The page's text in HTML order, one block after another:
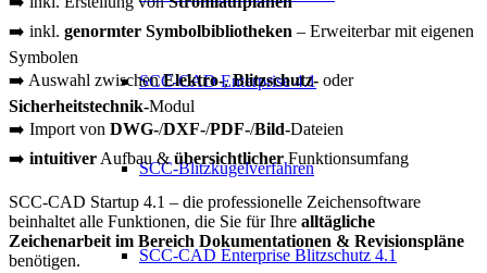
SCC-CAD Enterprise 4.1
SCC-Blitzkugelverfahren
SCC-CAD Enterprise Blitzschutz 4.1
➡️ inkl. genormter Symbolbibliotheken – Erweiterbar mit eigenen
Symbolen
➡️ Auswahl zwischenElektro-,Blitzschutz- oder
Sicherheitstechnik-Modul
➡️ Import von DWG-/DXF-/PDF-/Bild-Dateien
➡️ intuitiver Aufbau &übersichtlicherFunktionsumfang
SCC-CAD Startup 4.1 – die professionelle Zeichensoftware
beinhaltet alle Funktionen, die Sie für Ihre alltägliche
Zeichenarbeit im Bereich Dokumentationen & Revisionspläne
benötigen.